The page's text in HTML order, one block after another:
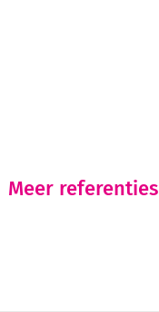
Meer referenties